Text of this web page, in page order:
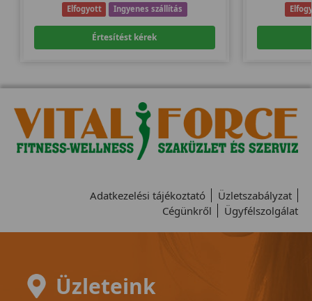
Elfogyott Ingyenes szállítás
Értesítést kérek
Adatkezelési tájékoztató
Üzletszabályzat
Cégünkről
Ügyfélszolgálat
Üzleteink